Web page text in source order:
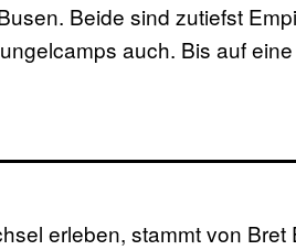
Beide sind zutiefst
auch. Bis auf
erleben, stammt von Bret